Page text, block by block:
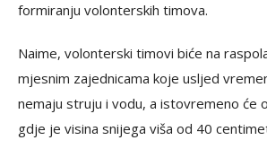
formiranju volonterskih timova.
Naime, volonterski timovi biće na
mjesnim zajednicama koje usljed
nemaju struju i vodu, a istovremeno će
gdje je visina snijega viša od 40